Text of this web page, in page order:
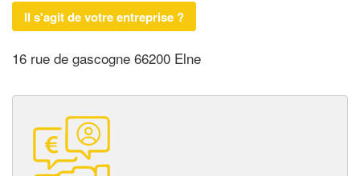
Il s'agit de votre entreprise ?
16 rue de gascogne 66200 Elne